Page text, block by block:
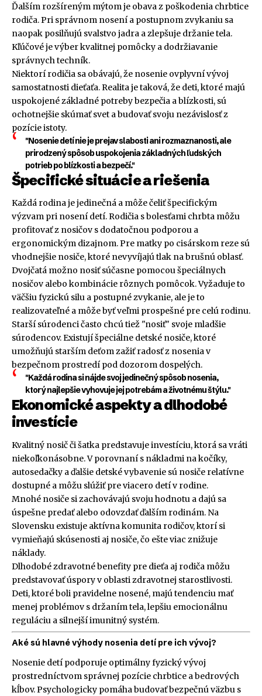
Ďalším rozšíreným mýtom je obava z poškodenia chrbtice
rodiča. Pri správnom nosení a postupnom zvykaniu sa
naopak posilňujú svalstvo jadra a zlepšuje držanie tela.
Kľúčové je výber kvalitnej pomôcky a dodržiavanie
správnych techník.
Niektorí rodičia sa obávajú, že nosenie ovplyvní vývoj
samostatnosti dieťaťa. Realita je taková, že deti, ktoré majú
uspokojené základné potreby bezpečia a blízkosti, sú
ochotnejšie skúmať svet a budovať svoju nezávislosť z
pozície istoty.
"Nosenie detí nie je prejav slabosti ani rozmaznanosti, ale
prirodzený spôsob uspokojenia základných ľudských
potrieb po blízkosti a bezpečí."
Špecifické situácie a riešenia
Každá rodina je jedinečná a môže čeliť špecifickým
výzvam pri nosení detí. Rodičia s bolesťami chrbta môžu
profitovať z nosičov s dodatočnou podporou a
ergonomickým dizajnom. Pre matky po cisárskom reze sú
vhodnejšie nosiče, ktoré nevyvíjajú tlak na brušnú oblasť.
Dvojčatá možno nosiť súčasne pomocou špeciálnych
nosičov alebo kombinácie rôznych pomôcok. Vyžaduje to
väčšiu fyzickú silu a postupné zvykanie, ale je to
realizovateľné a môže byť veľmi prospešné pre celú rodinu.
Starší súrodenci často chcú tiež "nosiť" svoje mladšie
súrodencov. Existují špeciálne detské nosiče, ktoré
umožňujú starším deťom zažiť radosť z nosenia v
bezpečnom prostredí pod dozorom dospelých.
"Každá rodina si nájde svoj jedinečný spôsob nosenia,
ktorý najlepšie vyhovuje jej potrebám a životnému štýlu."
Ekonomické aspekty a dlhodobé
investície
Kvalitný nosič či šatka predstavuje investíciu, ktorá sa vráti
niekoľkonásobne. V porovnaní s nákladmi na kočíky,
autosedačky a ďalšie detské vybavenie sú nosiče relatívne
dostupné a môžu slúžiť pre viacero detí v rodine.
Mnohé nosiče si zachovávajú svoju hodnotu a dajú sa
úspešne predať alebo odovzdať ďalším rodinám. Na
Slovensku existuje aktívna komunita rodičov, ktorí si
vymieňajú skúsenosti aj nosiče, čo ešte viac znižuje
náklady.
Dlhodobé zdravotné benefity pre dieťa aj rodiča môžu
predstavovať úspory v oblasti zdravotnej starostlivosti.
Deti, ktoré boli pravidelne nosené, majú tendenciu mať
menej problémov s držaním tela, lepšiu emocionálnu
reguláciu a silnejší imunitný systém.
Aké sú hlavné výhody nosenia detí pre ich vývoj?
Nosenie detí podporuje optimálny fyzický vývoj
prostredníctvom správnej pozície chrbtice a bedrových
kĺbov. Psychologicky pomáha budovať bezpečnú väzbu s